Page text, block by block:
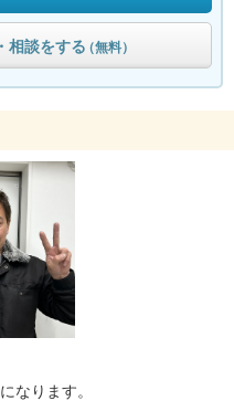
相談をする（無料）
なります。